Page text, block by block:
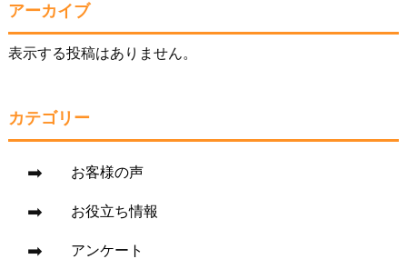
アーカイブ
表示する投稿はありません。
カテゴリー
お客様の声
お役立ち情報
アンケート